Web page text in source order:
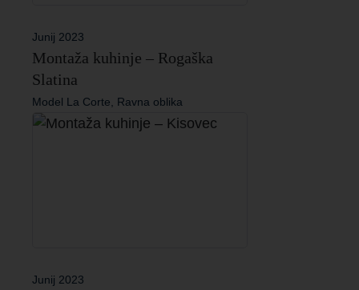
Junij 2023
Montaža kuhinje – Rogaška
Slatina
Model La Corte, Ravna oblika
Junij 2023